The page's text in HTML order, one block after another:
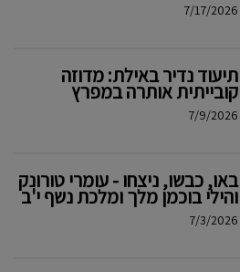
7/17/2026
תיעוד נדיר באילת: מדוזה
קובייתית אותרה במפרץ
7/9/2026
באו, כבשו, ניצחו - עומרי טורונק
והילי בוכמן מלך ומלכת נשף י'ב
7/3/2026